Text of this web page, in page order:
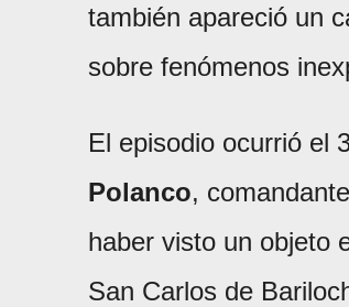
también apareció un
sobre fenómenos
El episodio ocurrió el
Polanco,
haber visto un objeto
San Carlos de